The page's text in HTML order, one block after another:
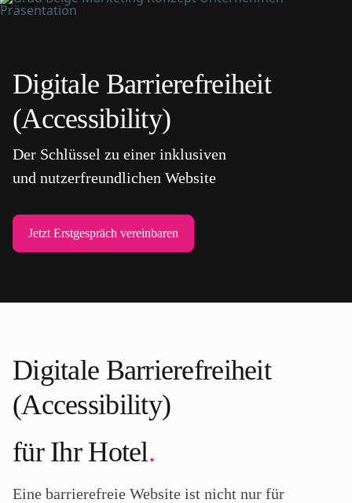
Digitale Barrierefreiheit
(Accessibility)
Der Schlüssel zu einer inklusiven
und nutzerfreundlichen Website
Jetzt Erstgespräch vereinbaren
Digitale Barrierefreiheit
(Accessibility)
für Ihr Hotel.
Eine barrierefreie Website ist nicht nur für